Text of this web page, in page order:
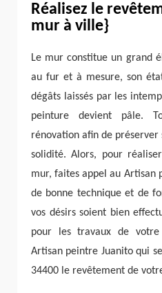
Réalisez le
mur à ville}
Le mur constitue un grand
au fur et à mesure, son
dégâts laissés par les
peinture devient pâle.
rénovation afin de
solidité. Alors, pour
mur, faites appel au Artisan
de bonne technique et de
vos désirs soient bien
pour les travaux de
Artisan peintre Juanito qui
34400 le revêtement de